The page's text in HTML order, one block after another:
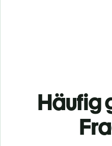
Häufig